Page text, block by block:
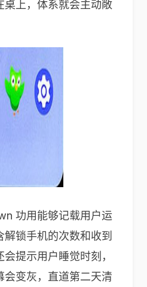
桌上，体系就会主动敞
功用能够记载用户运
锁手机的次数和收到
提示用户睡觉时刻，
会变灰，直道第二天清